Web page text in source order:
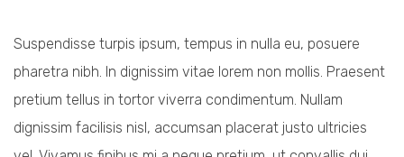
Suspendisse turpis ipsum, tempus in nulla eu, posuere
pharetra nibh. In dignissim vitae lorem non mollis. Praesent
pretium tellus in tortor viverra condimentum. Nullam
dignissim facilisis nisl, accumsan placerat justo ultricies